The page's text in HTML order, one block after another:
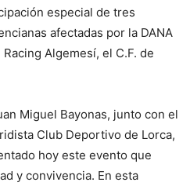
especial de tres
afectadas por la DANA
Algemesí, el C.F. de
Miguel Bayonas, junto con el
Club Deportivo de Lorca,
hoy este evento que
y convivencia. En esta